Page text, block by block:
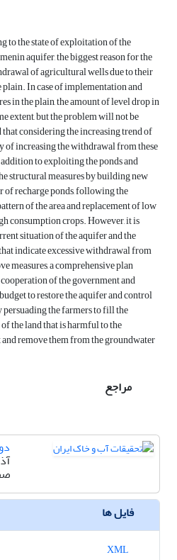
to the state of exploitation of the
aquifer, the biggest reason for the
of agricultural wells due to their
In case of implementation and
in the plain, the amount of level drop in
extent, but the problem will not be
considering the increasing trend of
increasing the withdrawal from these
to exploiting the ponds and
structural measures by building new
of recharge ponds, following the
of the area and replacement of low
consumption crops. However, it is
situation of the aquifer and the
indicate excessive withdrawal from
measures, a comprehensive plan
of the government and
to restore the aquifer and control
persuading the farmers to fill the
the land that is harmful to the
remove them from the groundwater
مراجع
فایل ها